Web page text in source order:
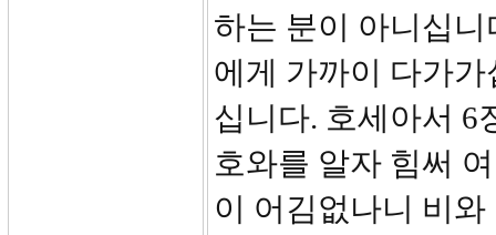
하는 분이 아니십
에게 가까이 다가
십니다. 호세아서 6
호와를 알자 힘써
이 어김없나니 비